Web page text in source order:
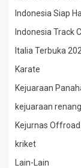
Indonesia Siap
Indonesia Track
Italia Terbuka
Karate
Kejuaraan
kejuaraan renang
Kejurnas Offroad
kriket
Lain-Lain